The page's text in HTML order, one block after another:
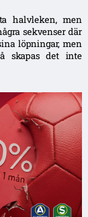
halvleken, men
sekvenser där
löpningar, men
skapas det inte